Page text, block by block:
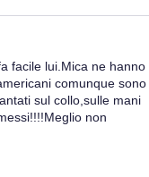
facile lui.Mica ne hanno
comunque sono
sul collo,sulle mani
non